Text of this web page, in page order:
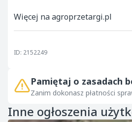
Więcej na agroprzetargi.pl
ID: 2152249
Pamiętaj o zasadach
Zanim dokonasz płatności
Inne ogłoszenia